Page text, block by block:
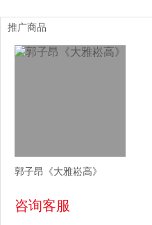
推广商品
郭子昂《大雅崧高》
咨询客服